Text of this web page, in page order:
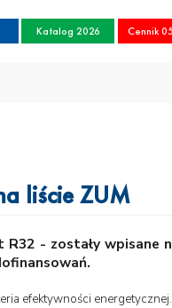
Katalog 2026 Cennik
liście ZUM
- zostały wpisane
efektywności